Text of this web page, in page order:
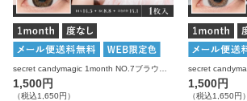
1,500円
（税込1,650円）
1,500円
（税込1,650円）